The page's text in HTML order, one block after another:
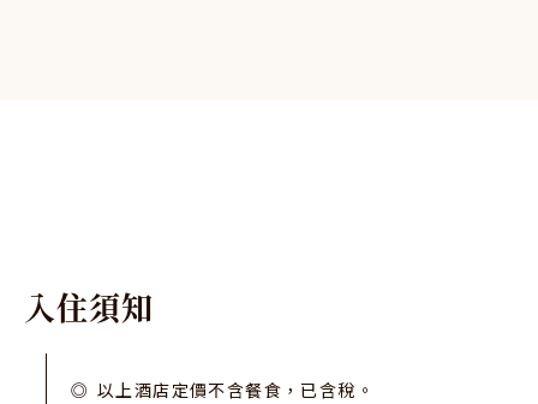
入住須知
以上酒店定價不含餐食，已含稅。